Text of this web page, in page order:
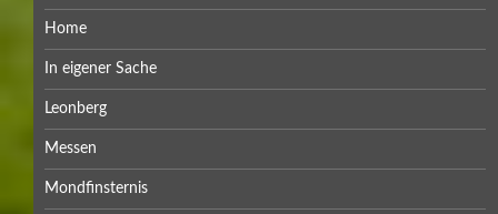
Home
In eigener Sache
Leonberg
Messen
Mondfinsternis